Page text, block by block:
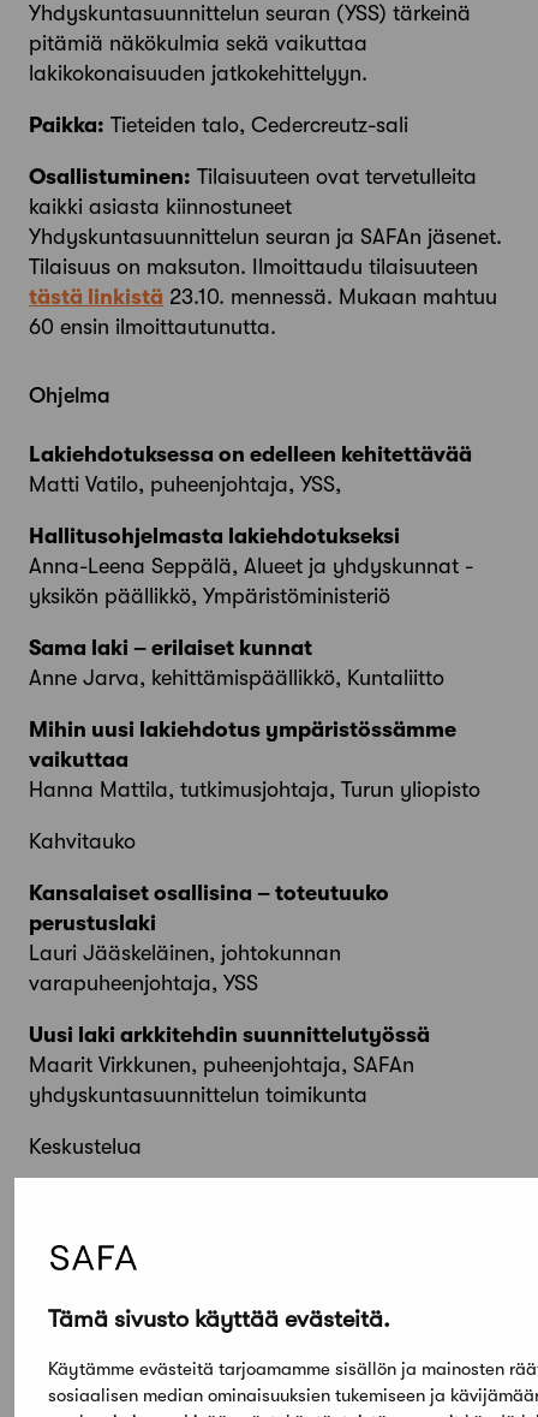
Tämä sivusto käyttää evästeitä.
Käytämme evästeitä tarjoamamme sisällön ja mainosten
sosiaalisen median ominaisuuksien tukemiseen ja
Yhdyskuntasuunnittelun seuran (YSS) tärkeinä
pitämiä näkökulmia sekä vaikuttaa
lakikokonaisuuden jatkokehittelyyn.
Paikka: Tieteiden talo, Cedercreutz-sali
Osallistuminen: Tilaisuuteen ovat tervetulleita
kaikki asiasta kiinnostuneet
Yhdyskuntasuunnittelun seuran ja SAFAn jäsenet.
Tilaisuus on maksuton. Ilmoittaudu tilaisuuteen
tästä linkistä 23.10. mennessä. Mukaan mahtuu
60 ensin ilmoittautunutta.
Ohjelma
Lakiehdotuksessa on edelleen kehitettävää
Matti Vatilo, puheenjohtaja, YSS,
Hallitusohjelmasta lakiehdotukseksi
Anna-Leena Seppälä, Alueet ja yhdyskunnat -
yksikön päällikkö, Ympäristöministeriö
Sama laki – erilaiset kunnat
Anne Jarva, kehittämispäällikkö, Kuntaliitto
Mihin uusi lakiehdotus ympäristössämme
vaikuttaa
Hanna Mattila, tutkimusjohtaja, Turun yliopisto
Kahvitauko
Kansalaiset osallisina – toteutuuko
perustuslaki
Lauri Jääskeläinen, johtokunnan
varapuheenjohtaja, YSS
Uusi laki arkkitehdin suunnittelutyössä
Maarit Virkkunen, puheenjohtaja, SAFAn
yhdyskuntasuunnittelun toimikunta
Keskustelua
Tervetuloa!
Tapahtuman järjestävät Suomen Arkkitehtiliitto